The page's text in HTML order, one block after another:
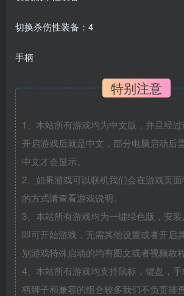
切换杀伤性装备：4
手柄
特别注意
1、本站所有游戏均为中文版，并且经
开启游戏后就是中文，部分电脑启动后
中文才会显示。
2、如果游戏可以联机我们会在游戏页
的方式请查看游戏说明。
3、本站所有游戏均为一键绿色版，安
即可开始游戏，无需其他设置或者开启
别游戏特殊启动的均有图文或者视频教
4、本站所有游戏均支持鼠标，键盘，
柄牌子和兼容的组合较多我们不负责排